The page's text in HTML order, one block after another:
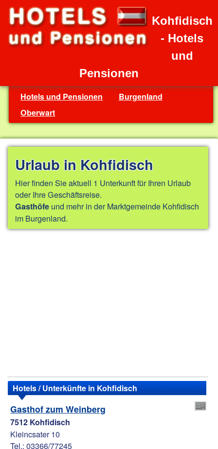
Kohfidisch
- Hotels
und
Pensionen
Hotels und Pensionen
Burgenland
Oberwart
Urlaub in Kohfidisch
Hier finden Sie aktuell 1 Unterkunft für Ihren Urlaub
oder Ihre Geschäftsreise.
Gasthöfe und mehr in der Marktgemeinde Kohfidisch
im Burgenland.
Hotels / Unterkünfte in Kohfidisch
Gasthof zum Weinberg
7512 Kohfidisch
Kleincsater 10
Tel.: 03366/77245